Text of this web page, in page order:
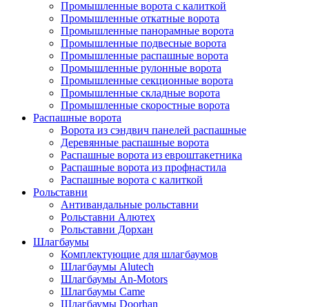
Промышленные ворота с калиткой
Промышленные откатные ворота
Промышленные панорамные ворота
Промышленные подвесные ворота
Промышленные распашные ворота
Промышленные рулонные ворота
Промышленные секционные ворота
Промышленные складные ворота
Промышленные скоростные ворота
Распашные ворота
Ворота из сэндвич панелей распашные
Деревянные распашные ворота
Распашные ворота из евроштакетника
Распашные ворота из профнастила
Распашные ворота с калиткой
Рольставни
Антивандальные рольставни
Рольставни Алютех
Рольставни Дорхан
Шлагбаумы
Комплектующие для шлагбаумов
Шлагбаумы Alutech
Шлагбаумы An-Motors
Шлагбаумы Came
Шлагбаумы Doorhan